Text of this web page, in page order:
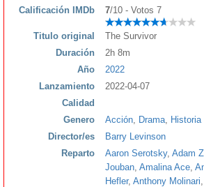
Calificación IMDb 7/10 - Votos 7
Titulo original
The Survivor
Duración
2h 8m
Año
2022
Lanzamiento
2022-04-07
Calidad
Genero
Acción Drama
Historia
Director/es
Barry Levinson
Reparto
Aaron Serotsky, Adam
Jouban Amalina Ace
Hefler, Anthony Molinari